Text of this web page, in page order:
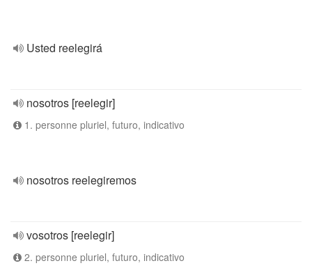
Usted reelegirá
nosotros [reelegir]
1. personne pluriel, futuro, indicativo
nosotros reelegiremos
vosotros [reelegir]
2. personne pluriel, futuro, indicativo